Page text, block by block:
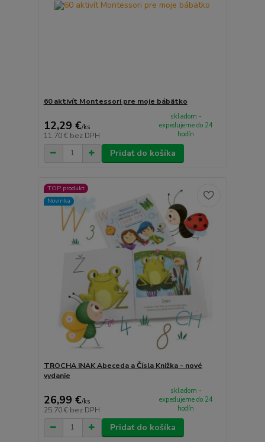
60 aktivít Montessori pre moje bábätko
12,29 €/ks
11,70 € bez DPH
skladom -
expedujeme do 24
hodín
Pridať do košíka
TOP produkt
Novinka
TROCHA INAK Abeceda a Čísla Knižka - nové
vydanie
26,99 €/ks
25,70 € bez DPH
skladom -
expedujeme do 24
hodín
Pridať do košíka